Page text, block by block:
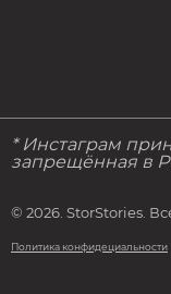
* Инстаграм
запрещённая в
© 2026. StorStories.
Политика конфидециальности